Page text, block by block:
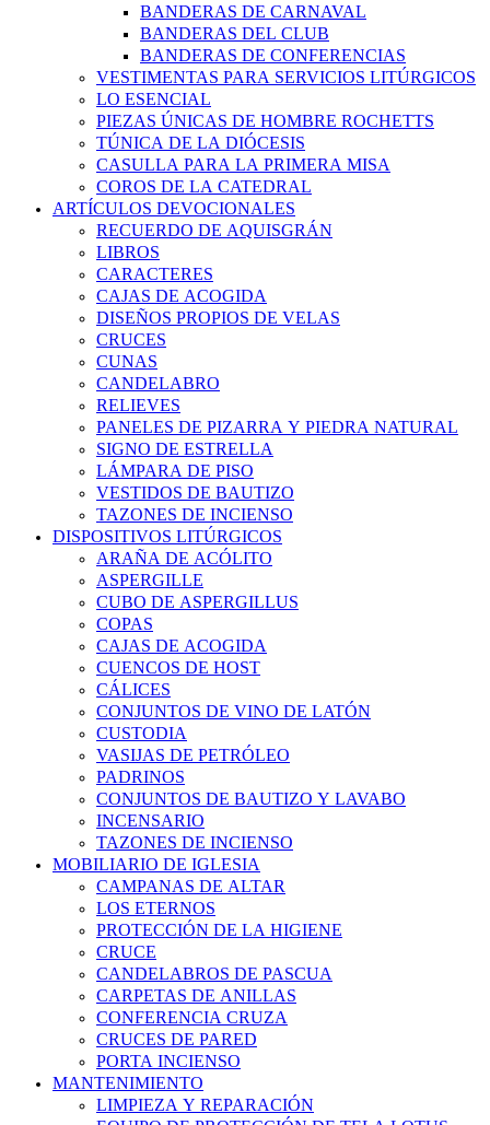
BANDERAS DE CARNAVAL
BANDERAS DEL CLUB
BANDERAS DE CONFERENCIAS
VESTIMENTAS PARA SERVICIOS LITÚRGICOS
LO ESENCIAL
PIEZAS ÚNICAS DE HOMBRE ROCHETTS
TÚNICA DE LA DIÓCESIS
CASULLA PARA LA PRIMERA MISA
COROS DE LA CATEDRAL
ARTÍCULOS DEVOCIONALES
RECUERDO DE AQUISGRÁN
LIBROS
CARACTERES
CAJAS DE ACOGIDA
DISEÑOS PROPIOS DE VELAS
CRUCES
CUNAS
CANDELABRO
RELIEVES
PANELES DE PIZARRA Y PIEDRA NATURAL
SIGNO DE ESTRELLA
LÁMPARA DE PISO
VESTIDOS DE BAUTIZO
TAZONES DE INCIENSO
DISPOSITIVOS LITÚRGICOS
ARAÑA DE ACÓLITO
ASPERGILLE
CUBO DE ASPERGILLUS
COPAS
CAJAS DE ACOGIDA
CUENCOS DE HOST
CÁLICES
CONJUNTOS DE VINO DE LATÓN
CUSTODIA
VASIJAS DE PETRÓLEO
PADRINOS
CONJUNTOS DE BAUTIZO Y LAVABO
INCENSARIO
TAZONES DE INCIENSO
MOBILIARIO DE IGLESIA
CAMPANAS DE ALTAR
LOS ETERNOS
PROTECCIÓN DE LA HIGIENE
CRUCE
CANDELABROS DE PASCUA
CARPETAS DE ANILLAS
CONFERENCIA CRUZA
CRUCES DE PARED
PORTA INCIENSO
MANTENIMIENTO
LIMPIEZA Y REPARACIÓN